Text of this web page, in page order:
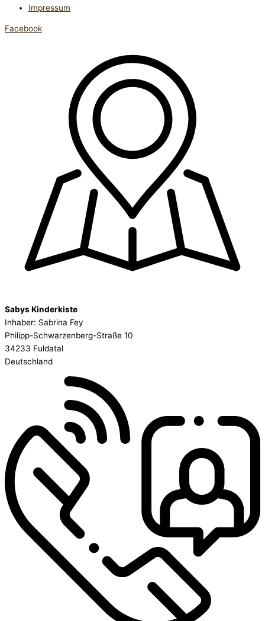
Impressum
Facebook
Sabys Kinderkiste
Inhaber: Sabrina Fey
Philipp-Schwarzenberg-Straße 10
34233 Fuldatal
Deutschland